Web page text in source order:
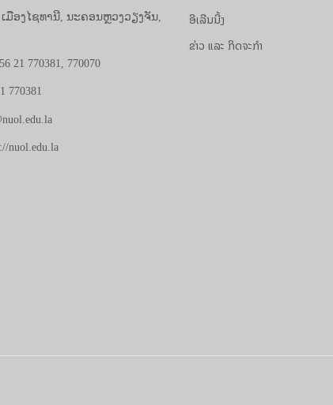
ມືອງໄຊທານີ, ນະຄອນຫຼວງວຽງຈັນ,
21 770381, 770070
770381
nuol.edu.la
ອີເລີນນີ້ງ
ຂ່າວ ແລະ ກິດຈະກຳ